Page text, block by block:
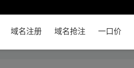
域名注册 域名抢注 一口价